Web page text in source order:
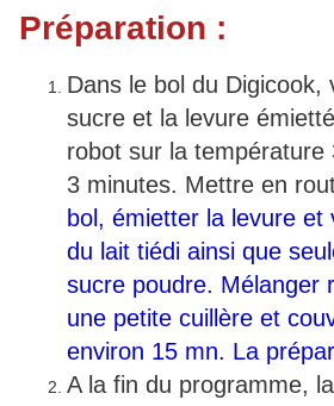
Préparation :
Dans le bol du Digicook,
sucre et la levure
robot sur la température
3 minutes. Mettre en
bol, émietter la levure et
du lait tiédi ainsi que
sucre poudre. Mélanger
une petite cuillère et
environ 15 mn. La
A la fin du programme,